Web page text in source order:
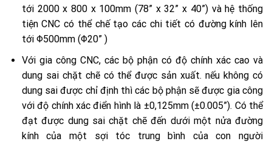
tới 2000 x 800 x 100mm (78” x 32” x 40”) và hệ thống
tiện CNC có thể chế tạo các chi tiết có đường kính lên
tới Φ500mm (Φ20” )
Với gia công CNC, các bộ phận có độ chính xác cao và
dung sai chặt chẽ có thể được sản xuất. nếu không có
dung sai được chỉ định thì các bộ phận sẽ được gia công
với độ chính xác điển hình là ±0,125mm (±0.005”). Có thể
đạt được dung sai chặt chẽ đến dưới một nửa đường
kính của một sợi tóc trung bình của con người